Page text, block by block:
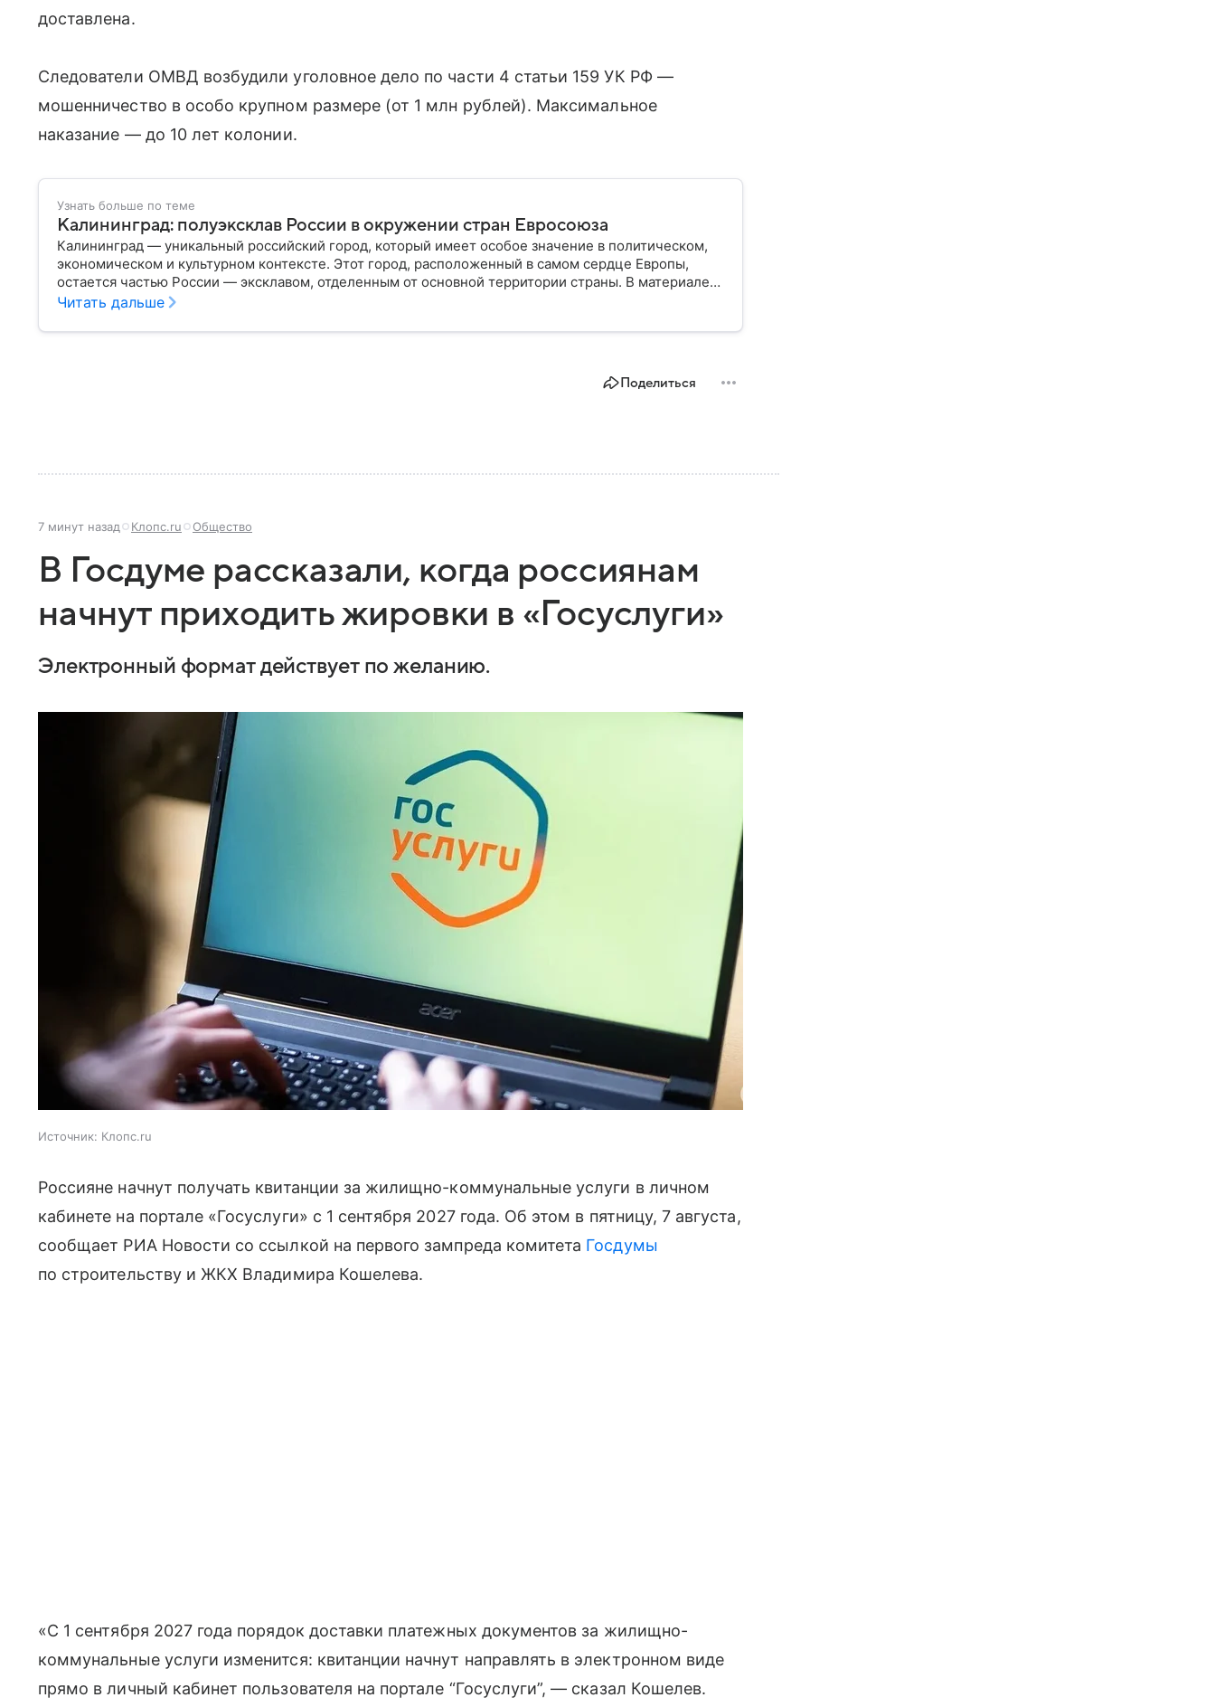
доставлена.
Следователи ОМВД возбудили уголовное дело по части 4 статьи 159 УК РФ —
мошенничество в особо крупном размере (от 1 млн рублей). Максимальное
наказание — до 10 лет колонии.
Узнать больше по теме
Калининград: полуэксклав России в окружении стран Евросоюза
Калининград — уникальный российский город, который имеет особое значение в политическом,
экономическом и культурном контексте. Этот город, расположенный в самом сердце Европы,
остается частью России — эксклавом, отделенным от основной территории страны. В материале
— главное об этом населенном пункте.
Читать дальше
Поделиться
7 минут назад Клопс.ru Общество
В Госдуме рассказали, когда россиянам
начнут приходить жировки в «Госуслуги»
Электронный формат действует по желанию.
Источник: Клопс.ru
Россияне начнут получать квитанции за жилищно-коммунальные услуги в личном
кабинете на портале «Госуслуги» с 1 сентября 2027 года. Об этом в пятницу, 7 августа,
сообщает РИА Новости со ссылкой на первого зампреда комитета Госдумы
по строительству и ЖКХ Владимира Кошелева.
«С 1 сентября 2027 года порядок доставки платежных документов за жилищно-
коммунальные услуги изменится: квитанции начнут направлять в электронном виде
прямо в личный кабинет пользователя на портале “Госуслуги”, — сказал Кошелев.